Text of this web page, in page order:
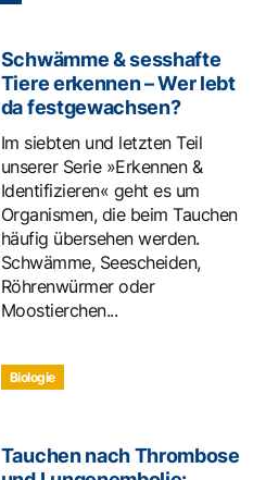
Schwämme & sesshafte
Tiere erkennen – Wer lebt
da festgewachsen?
Im siebten und letzten Teil
unserer Serie »Erkennen &
Identifizieren« geht es um
Organismen, die beim Tauchen
häufig übersehen werden.
Schwämme, Seescheiden,
Röhrenwürmer oder
Moostierchen...
Biologie
Tauchen nach Thrombose